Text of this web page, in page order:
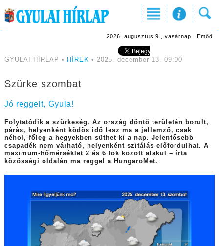
2026. augusztus 9., vasárnap, Emőd
GYULAI HÍRLAP • HÍREK • 2025. december 13. 09:00
Szürke szombat
Jó reggelt, Gyula!
Folytatódik a szürkeség. Az ország döntő területén borult,
párás, helyenként ködös idő lesz ma a jellemző, csak
néhol, főleg a hegyekben süthet ki a nap. Jelentősebb
csapadék nem várható, helyenként szitálás előfordulhat. A
maximum-hőmérséklet 2 és 6 fok között alakul – írta
közösségi oldalán ma reggel a HungaroMet.